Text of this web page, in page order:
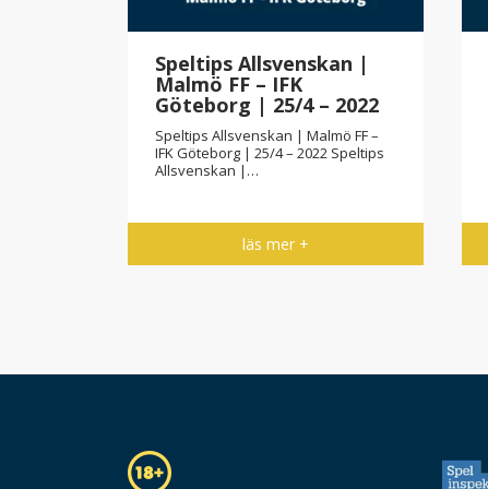
Speltips Allsvenskan |
Malmö FF – IFK
Göteborg | 25/4 – 2022
Speltips Allsvenskan | Malmö FF –
IFK Göteborg | 25/4 – 2022 Speltips
Allsvenskan |…
läs mer +